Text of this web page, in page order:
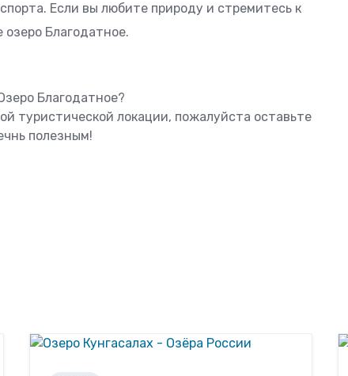
Если вы любите природу и стремитесь к
Благодатное.
Благодатное?
туристической локации, пожалуйста оставьте
полезным!